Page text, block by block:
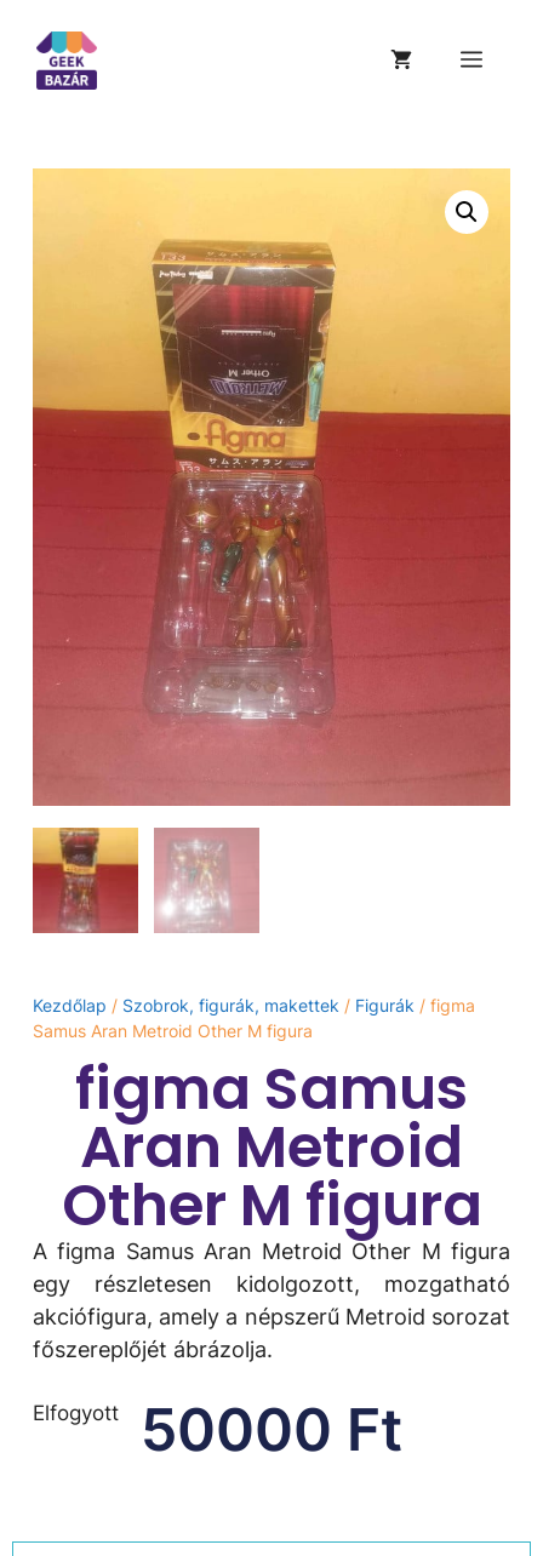
Kezdőlap / Szobrok, figurák, makettek / Figurák / figma
Samus Aran Metroid Other M figura
figma Samus
Aran Metroid
Other M figura
A figma Samus Aran Metroid Other M figura
egy részletesen kidolgozott, mozgatható
akciófigura, amely a népszerű Metroid sorozat
főszereplőjét ábrázolja.
50000 Ft
Elfogyott